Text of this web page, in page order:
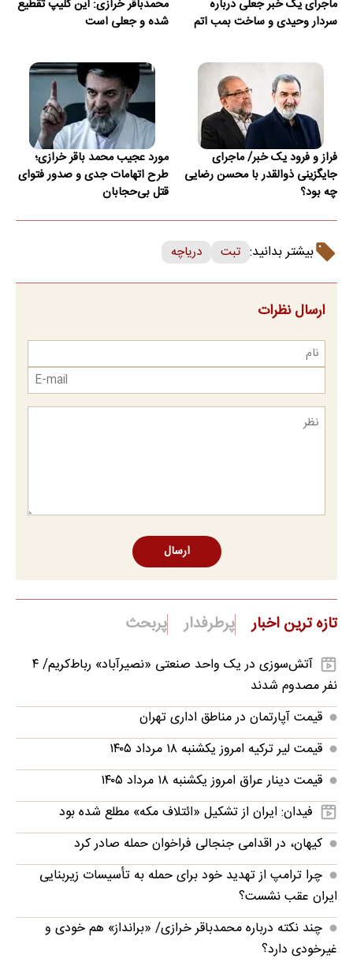
ماجرای یک خبر جعلی درباره
سردار وحیدی و ساخت بمب اتم
محمدباقر خرازی: این کلیپ تقطیع
شده و جعلی است
فراز و فرود یک خبر/ ماجرای
جایگزینی ذوالقدر با محسن رضایی
چه بود؟
مورد عجیب محمد باقر خرازی؛
طرح اتهامات جدی و صدور فتوای
قتل بی‌حجابان
بیشتر بدانید: تبت دریاچه
ارسال نظرات
ارسال
تازه ترین اخبار پرطرفدار پربحث
آتش‌سوزی در یک واحد صنعتی «نصیرآباد» رباط‌کریم/ ۴
نفر مصدوم شدند
قیمت آپارتمان در مناطق اداری تهران
قیمت لیر ترکیه امروز یکشنبه ۱۸ مرداد ۱۴۰۵
قیمت دینار عراق امروز یکشنبه ۱۸ مرداد ۱۴۰۵
فیدان: ایران از تشکیل «ائتلاف مکه» مطلع شده بود
کیهان، در اقدامی جنجالی فراخوان حمله صادر کرد
چرا ترامپ از تهدید خود برای حمله به تأسیسات زیربنایی
ایران عقب نشست؟
چند نکته درباره محمدباقر خرازی/ «برانداز» هم خودی و
غیرخودی دارد؟